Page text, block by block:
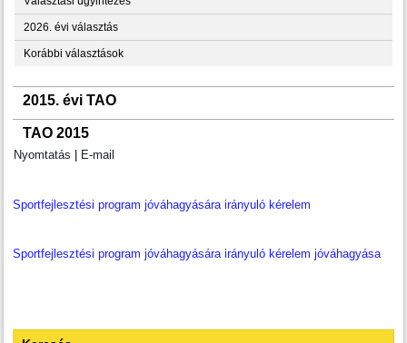
2026. évi választás
Korábbi választások
2015. évi TAO
TAO 2015
Nyomtatás E-mail
Sportfejlesztési program jóváhagyására irányuló kérelem
Sportfejlesztési program jóváhagyására irányuló kérelem jóváhagyása